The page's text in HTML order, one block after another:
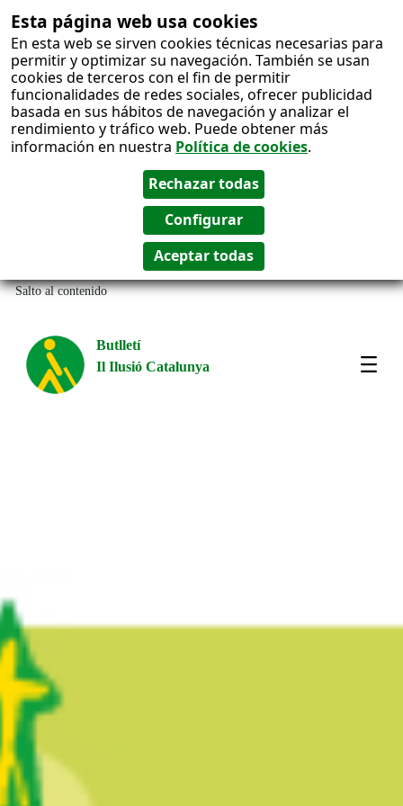
Esta página web usa cookies
En esta web se sirven cookies técnicas necesarias para
permitir y optimizar su navegación. También se usan
cookies de terceros con el fin de permitir
funcionalidades de redes sociales, ofrecer publicidad
basada en sus hábitos de navegación y analizar el
rendimiento y tráfico web. Puede obtener más
información en nuestra Política de cookies.
Salto al contenido
Butlletí
Il Ilusió Catalunya